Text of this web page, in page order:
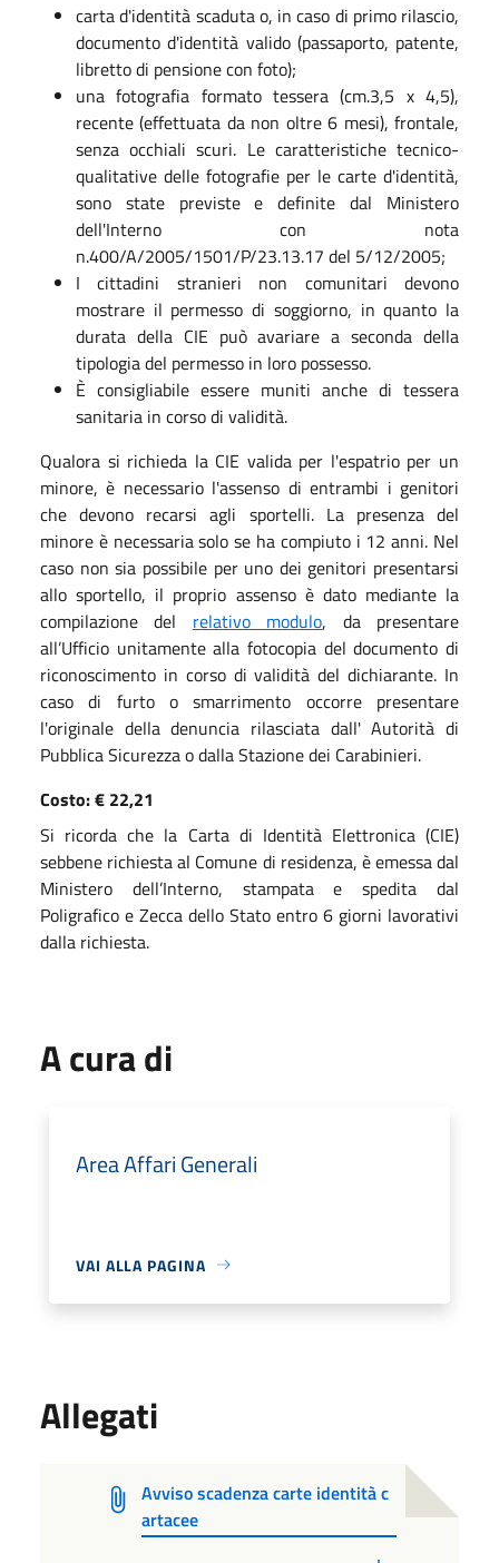
carta d'identità scaduta o, in caso di primo rilascio,
documento d'identità valido (passaporto, patente,
libretto di pensione con foto);
una fotografia formato tessera (cm.3,5 x 4,5),
recente (effettuata da non oltre 6 mesi), frontale,
senza occhiali scuri. Le caratteristiche tecnico-
qualitative delle fotografie per le carte d'identità,
sono state previste e definite dal Ministero
dell'Interno con nota
n.400/A/2005/1501/P/23.13.17 del 5/12/2005;
I cittadini stranieri non comunitari devono
mostrare il permesso di soggiorno, in quanto la
durata della CIE può avariare a seconda della
tipologia del permesso in loro possesso.
È consigliabile essere muniti anche di tessera
sanitaria in corso di validità.
Qualora si richieda la CIE valida per l'espatrio per un
minore, è necessario l'assenso di entrambi i genitori
che devono recarsi agli sportelli. La presenza del
minore è necessaria solo se ha compiuto i 12 anni. Nel
caso non sia possibile per uno dei genitori presentarsi
allo sportello, il proprio assenso è dato mediante la
compilazione del relativo modulo, da presentare
all’Ufficio unitamente alla fotocopia del documento di
riconoscimento in corso di validità del dichiarante. In
caso di furto o smarrimento occorre presentare
l'originale della denuncia rilasciata dall' Autorità di
Pubblica Sicurezza o dalla Stazione dei Carabinieri.
Costo: € 22,21
Si ricorda che la Carta di Identità Elettronica (CIE)
sebbene richiesta al Comune di residenza, è emessa dal
Ministero dell’Interno, stampata e spedita dal
Poligrafico e Zecca dello Stato entro 6 giorni lavorativi
dalla richiesta.
A cura di
Area Affari Generali
VAI ALLA PAGINA
Allegati
Avviso scadenza carte identità c
artacee